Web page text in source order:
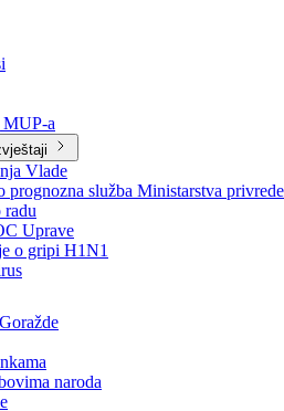
MUP-a
Vlade
prognozna služba Ministarstva privrede
Uprave
o gripi H1N1